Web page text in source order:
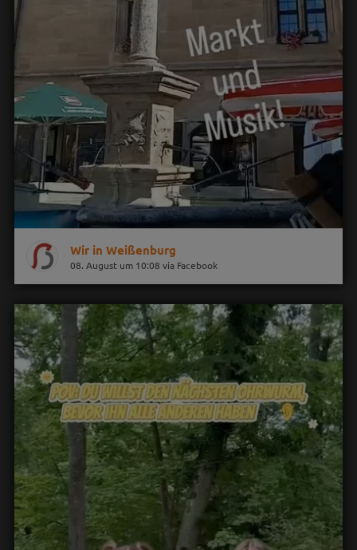
Wir in Weißenburg
08. August um 10:08 via Facebook